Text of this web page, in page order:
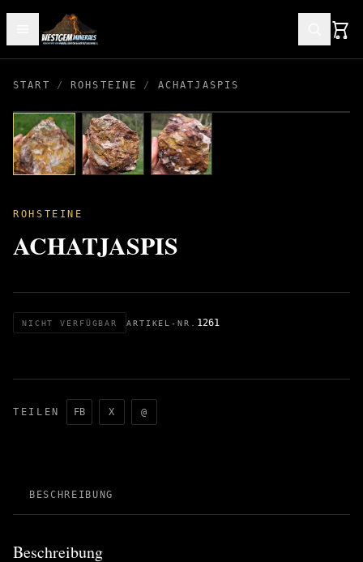
START / ROHSTEINE / ACHATJASPIS
ROHSTEINE
ACHATJASPIS
NICHT VERFÜGBAR ARTIKEL-NR. 1261
TEILEN FB X @
BESCHREIBUNG
Beschreibung